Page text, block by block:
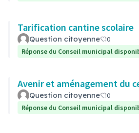
Tarification cantine scolaire
Question citoyenne
0
Réponse du Conseil municipal
Avenir et aménagement du
Question citoyenne
0
Réponse du Conseil municipal